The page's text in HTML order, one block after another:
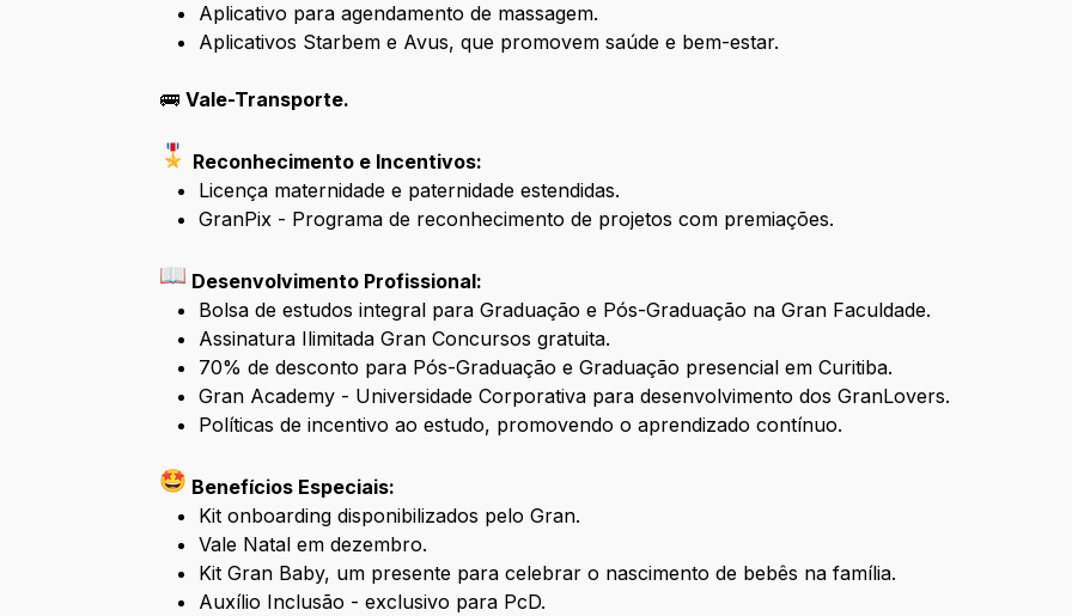
Aplicativo para agendamento de massagem.
Aplicativos Starbem e Avus, que promovem saúde e bem-estar.
🚌Vale-Transporte.
Reconhecimento e Incentivos:
Licença maternidade e paternidade estendidas.
GranPix - Programa de reconhecimento de projetos com premiações.
Desenvolvimento Profissional:
Bolsa de estudos integral para Graduação e Pós-Graduação na Gran Faculdade.
Assinatura Ilimitada Gran Concursos gratuita.
70% de desconto para Pós-Graduação e Graduação presencial em Curitiba.
Gran Academy - Universidade Corporativa para desenvolvimento dos GranLovers.
Políticas de incentivo ao estudo, promovendo o aprendizado contínuo.
Benefícios Especiais:
Kit onboarding disponibilizados pelo Gran.
Vale Natal em dezembro.
Kit Gran Baby, um presente para celebrar o nascimento de bebês na família.
Auxílio Inclusão - exclusivo para PcD.